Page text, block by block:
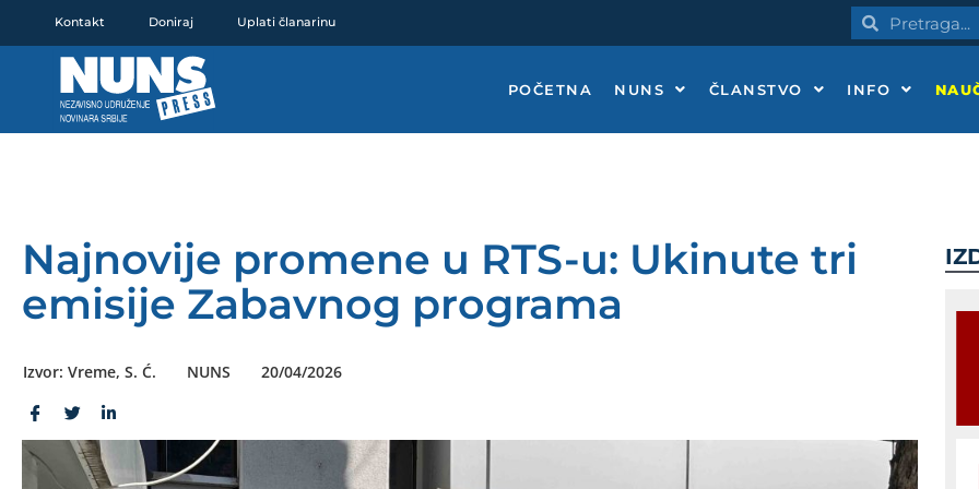
Kontakt Doniraj Uplati članarinu PretragaPretraga
POČETNA NUNS ČLANSTVO INFO
Najnovije promene u RTS-u: Ukinute tri
emisije Zabavnog programa
Izvor: Vreme, S. Ć. NUNS 20/04/2026